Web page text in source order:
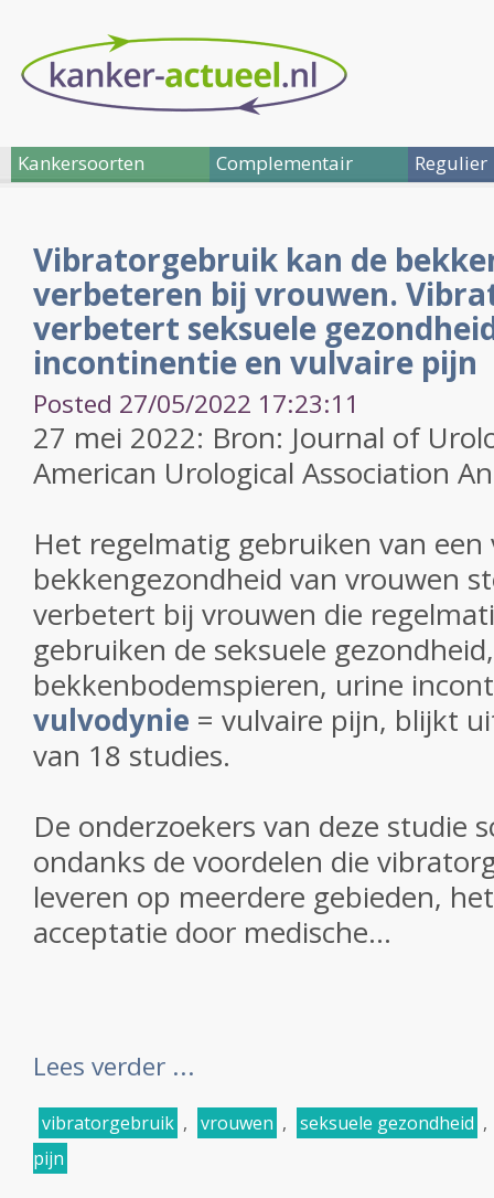
Kankersoorten Complementair Regulier
Vibratorgebruik kan de
verbeteren bij vrouwen.
verbetert seksuele
incontinentie en vulvaire pijn
Posted 27/05/2022 17:23:11
27 mei 2022: Bron: Journal of
American Urological Association
Het regelmatig gebruiken van
bekkengezondheid van vrouwen
verbetert bij vrouwen die
gebruiken de seksuele
bekkenbodemspieren, urine
vulvodynie = vulvaire pijn, blijkt
van 18 studies.
De onderzoekers van deze studie
ondanks de voordelen die
leveren op meerdere gebieden,
acceptatie door medische...
Lees verder ...
vibratorgebruik , vrouwen , seksuele gezondheid ,
pijn